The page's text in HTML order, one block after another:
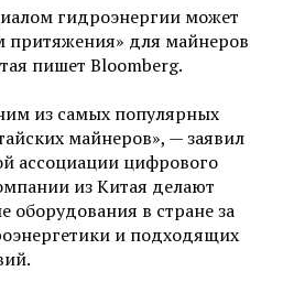
гидроэнергии может
притяжения» для майнеров
пишет Bloomberg.
из самых популярных
майнеров», — заявил
ассоциации цифрового
из Китая делают
оборудования в стране за
и подходящих